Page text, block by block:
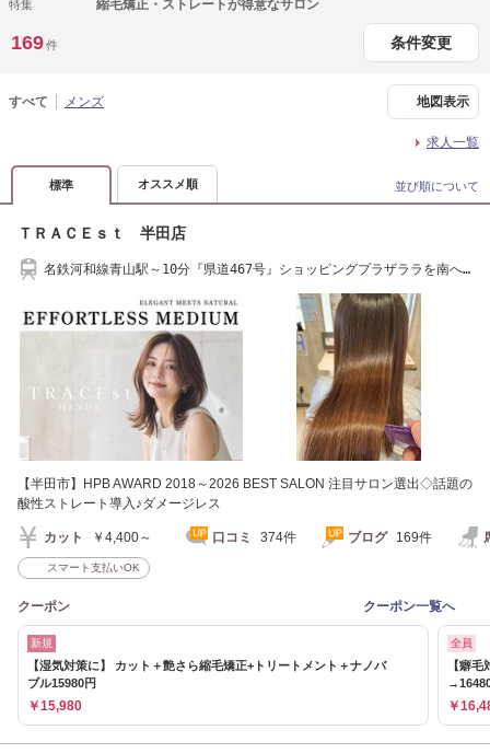
特集 縮毛矯正・ストレートが得意なサロン
169件 条件変更
すべて メンズ 地図表示
求人一覧
標準 オススメ順 並び順について
ＴＲＡＣＥｓｔ 半田店
名鉄河和線青山駅～10分『県道467号』ショッピングプラザララを南へ
【半田市】HPB AWARD 2018～2026 BEST SALON 注目サロン選出◇話題の
酸性ストレート導入♪ダメージレス
カット ￥4,400～ 口コミ 374件 ブログ 169件
スマート支払いOK
クーポン クーポン一覧へ
新規
【湿気対策に】 カット＋艶さら縮毛矯正+トリートメント＋ナノバ
ブル15980円
￥15,980
全員
【癖
￥